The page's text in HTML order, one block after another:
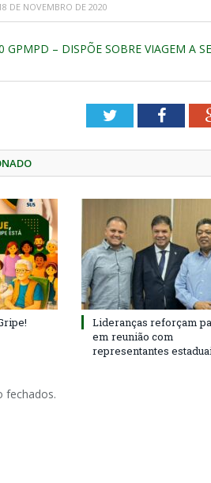
DE NOVEMBRO DE 2020
– DISPÕE SOBRE VIAGEM A
Twitter
Lideranças reforçam
em reunião com
representantes
fechados.